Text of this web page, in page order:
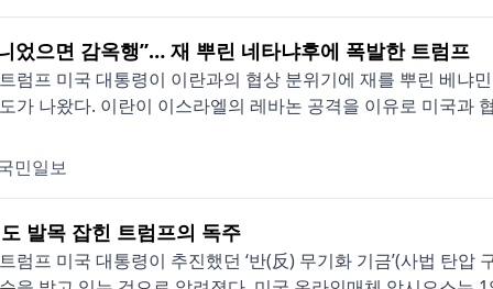
었으면 감옥행”… 재 뿌린 네타냐후에 폭발한 트럼프
럼프 미국 대통령이 이란과의 협상 분위기에 재를 뿌린 베냐
가 나왔다. 이란이 이스라엘의 레바논 공격을 이유로 미국과
민일보
발목 잡힌 트럼프의 독주
럼프 미국 대통령이 추진했던 ‘반(反) 무기화 기금’(사법 탄